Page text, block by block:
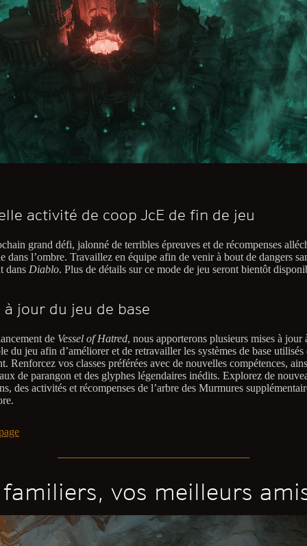
activité de coop JcE de fin de jeu
grand défi, jalonné de terribles épreuves et de récompenses
dans l’ombre. Travaillez en équipe afin de venir à bout de dangers
dans Diablo. Plus de détails sur ce mode de jeu seront bientôt
à jour du jeu de base
de Vessel of Hatred, nous apporterons plusieurs mises à jour
du jeu afin d’améliorer et de retravailler les systèmes de base utilisés
Renforcez vos classes préférées avec de nouvelles compétences,
de parangon et des glyphes légendaires inédits. Explorez de
des activités et récompenses de l’arbre des Murmures
familiers, vos meilleurs